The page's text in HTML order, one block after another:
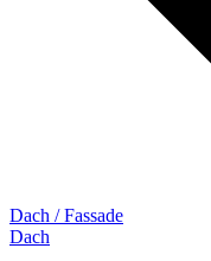
Dach / Fassade
Dach